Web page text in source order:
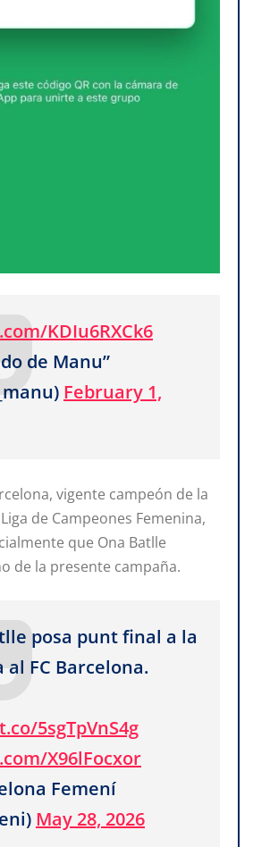
KDIu6RXCk6
de Manu”
February 1,
vigente campeón de la
de Campeones Femenina,
que Ona Batlle
de la presente campaña.
posa punt final a la
al FC Barcelona.
5sgTpVnS4g
X96lFocxor
Femení
May 28, 2026